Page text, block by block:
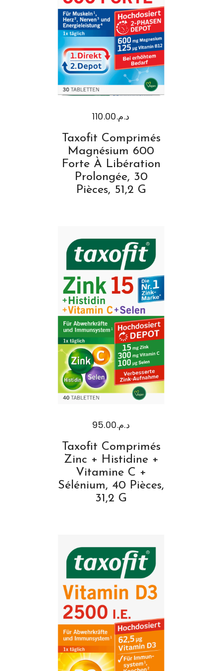
د.م.110.00
Taxofit Comprimés
Magnésium 600
Forte À Libération
Prolongée, 30
Pièces, 51,2 G
د.م.95.00
Taxofit Comprimés
Zinc + Histidine +
Vitamine C +
Sélénium, 40 Pièces,
31,2 G